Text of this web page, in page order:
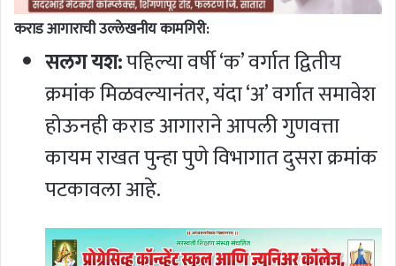
कराड आगाराची उल्लेखनीय कामगिरी:
सलग यश:पहिल्या वर्षी ‘क’ वर्गात द्वितीय
क्रमांक मिळवल्यानंतर, यंदा ‘अ’ वर्गात समावेश
होऊनही कराड आगाराने आपली गुणवत्ता
कायम राखत पुन्हा पुणे विभागात दुसरा क्रमांक
पटकावला आहे.